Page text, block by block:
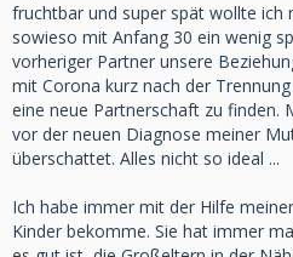
fruchtbar und super spät wollte ich
sowieso mit Anfang 30 ein wenig
vorheriger Partner unsere
mit Corona kurz nach der
eine neue Partnerschaft zu finden.
vor der neuen Diagnose meiner
überschattet. Alles nicht so ideal ...
Ich habe immer mit der Hilfe
Kinder bekomme. Sie hat immer